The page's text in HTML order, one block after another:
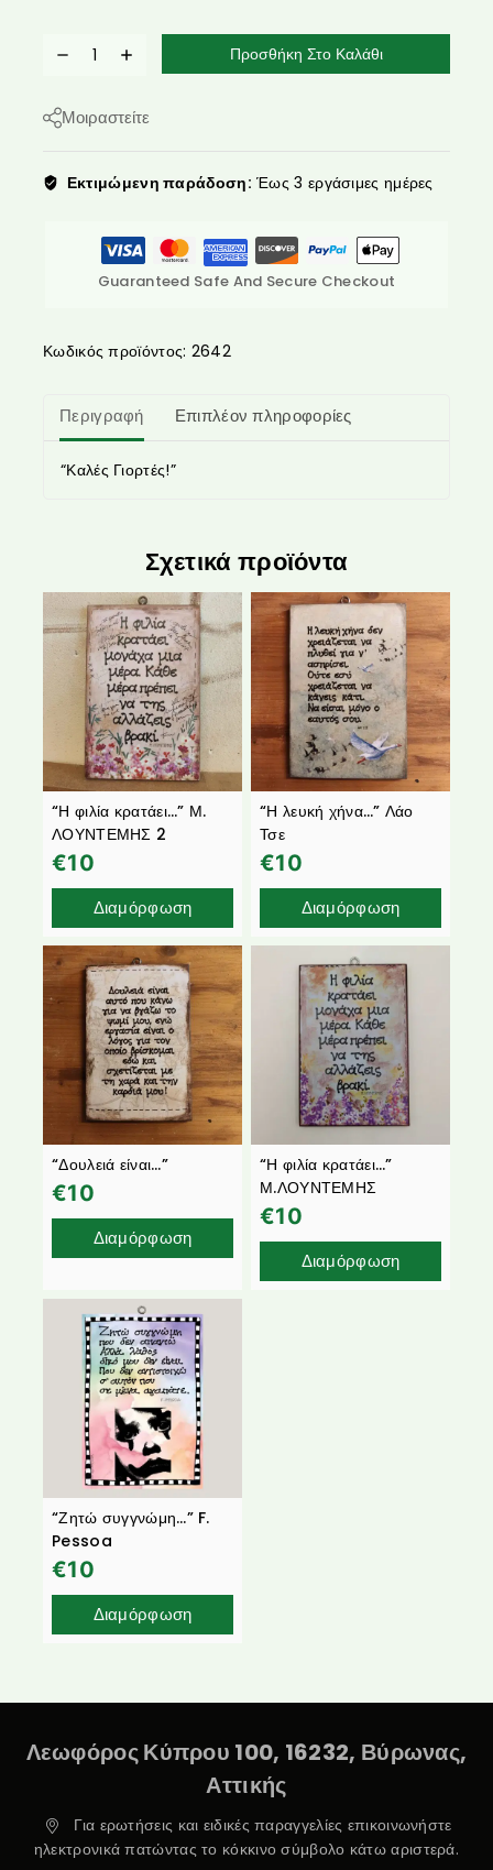
Προσθήκη Στο Καλάθι
Μοιραστείτε
Εκτιμώμενη παράδοση: Έως 3 εργάσιμες ημέρες
Guaranteed Safe And Secure Checkout
Κωδικός προϊόντος: 2642
Περιγραφή Επιπλέον πληροφορίες
“Καλές Γιορτές!”
Σχετικά προϊόντα
“Η φιλία κρατάει…” Μ.
ΛΟΥΝΤΕΜΗΣ 2
€10
Διαμόρφωση
“Η λευκή χήνα…” Λάο
Τσε
€10
Διαμόρφωση
“Δουλειά είναι…”
€10
Διαμόρφωση
“Η φιλία κρατάει…”
Μ.ΛΟΥΝΤΕΜΗΣ
€10
Διαμόρφωση
“Ζητώ συγγνώμη…” F.
Pessoa
€10
Διαμόρφωση
Λεωφόρος Κύπρου 100, 16232, Βύρωνας,
Αττικής
Για ερωτήσεις και ειδικές παραγγελίες επικοινωνήστε
ηλεκτρονικά πατώντας το κόκκινο σύμβολο κάτω αριστερά.